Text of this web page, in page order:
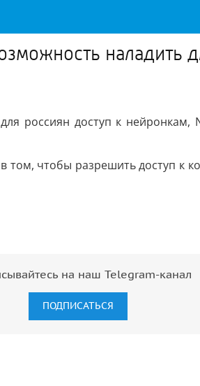
наладить
россиян доступ к
том, чтобы разрешить доступ к
на наш Telegram-канал
ПОДПИСАТЬСЯ